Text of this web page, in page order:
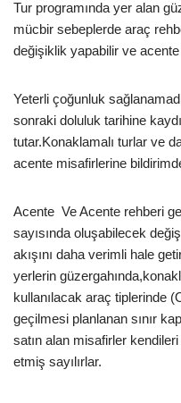
Tur programında yer alan
mücbir sebeplerde araç
değişiklik yapabilir ve
Yeterli çoğunluk
sonraki doluluk tarihine
tutar.Konaklamalı turlar ve
acente misafirlerine
Acente Ve Acente rehberi
sayısında oluşabilecek
akışını daha verimli hale
yerlerin
kullanılacak araç tiplerinde
geçilmesi planlanan sınır
satın alan misafirler
etmiş sayılırlar.